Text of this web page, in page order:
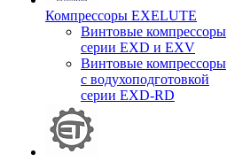
Компрессоры EXELUTE
Винтовые компрессоры
серии EXD и EXV
Винтовые компрессоры
с водухоподготовкой
серии EXD-RD